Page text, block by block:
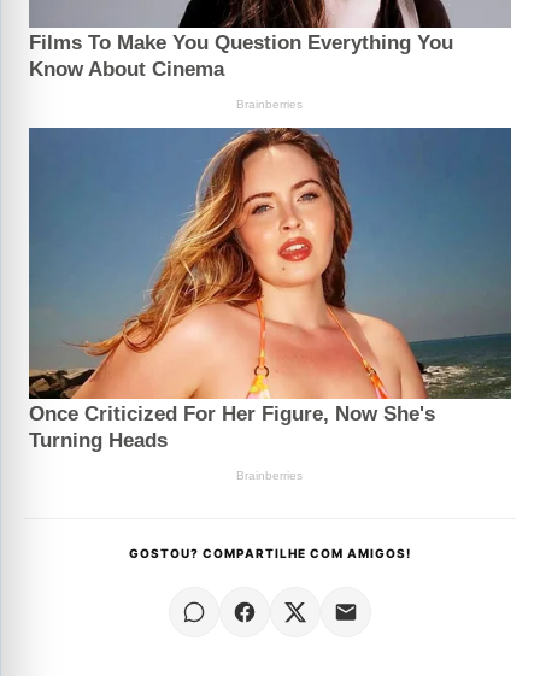
GOSTOU? COMPARTILHE COM AMIGOS!